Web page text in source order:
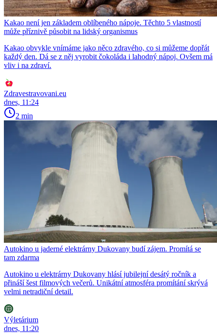
Kakao není jen základem oblíbeného nápoje. Těchto 5 vlastností
může příznivě působit na lidský organismus
Kakao obvykle vnímáme jako něco zdravého, co si můžeme dopřát
každý den. Dá se z něj vyrobit čokoláda i lahodný nápoj. Ovšem má
vliv i na zdraví.
Zdravestravovani.eu
dnes, 11:24
2 min
Autokino u jaderné elektrárny Dukovany budí zájem. Promítá se
tam zdarma
Autokino u elektrárny Dukovany hlásí jubilejní desátý ročník a
přináší šest filmových večerů. Unikátní atmosféra promítání skrývá
velmi netradiční detail.
Výletárium
dnes, 11:20